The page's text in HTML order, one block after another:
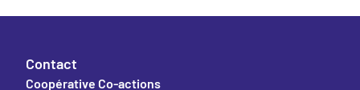
Contact
Coopérative Co-actions